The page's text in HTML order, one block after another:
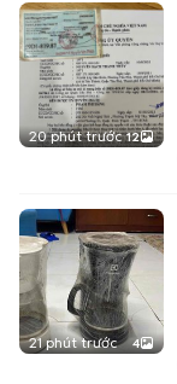
20 phút trước 12
21 phút trước 4